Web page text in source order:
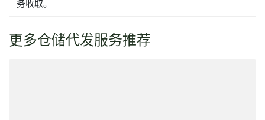
务收取。
更多仓储代发服务推荐